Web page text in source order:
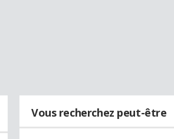
Vous recherchez peut-être